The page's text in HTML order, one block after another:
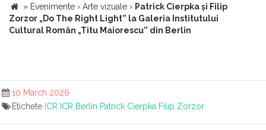
» Evenimente › Arte vizuale › Patrick Cierpka și Filip
Zorzor „Do The Right Light” la Galeria Institutului
Cultural Român „Titu Maiorescu” din Berlin
10 March 2026
Etichete ICR ICR Berlin Patrick Cierpka Filip Zorzor